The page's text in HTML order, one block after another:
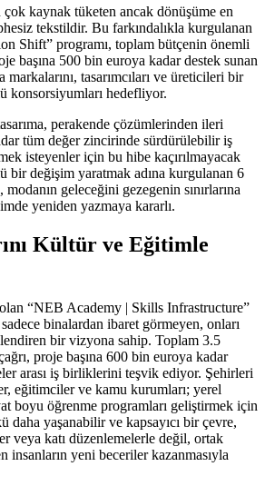
çok kaynak tüketen ancak dönüşüme en
tekstildir. Bu farkındalıkla kurgulanan
Shift” programı, toplam bütçenin önemli
başına 500 bin euroya kadar destek sunan
markalarını, tasarımcıları ve üreticileri bir
konsorsiyumları hedefliyor.
perakende çözümlerinden ileri
tüm değer zincirinde sürdürülebilir iş
isteyenler için bu hibe kaçırılmayacak
bir değişim yaratmak adına kurgulanan 6
geleceğini gezegenin sınırlarına
yeniden yazmaya kararlı.
Kültür ve Eğitimle
“NEB Academy | Skills Infrastructure”
sadece binalardan ibaret görmeyen, onları
bir vizyona sahip. Toplam 3.5
proje başına 600 bin euroya kadar
arası iş birliklerini teşvik ediyor. Şehirleri
eğitimciler ve kamu kurumları; yerel
boyu öğrenme programları geliştirmek için
daha yaşanabilir ve kapsayıcı bir çevre,
veya katı düzenlemelerle değil, ortak
insanların yeni beceriler kazanmasıyla